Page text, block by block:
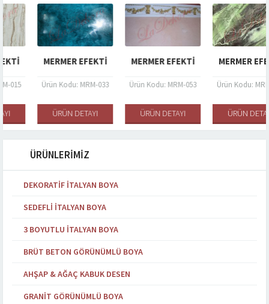
MERMER EFEKTI
Ürün Kodu: MRM-033
ÜRÜN DETAYI
MERMER EFEKTI
Ürün Kodu: MRM-053
ÜRÜN DETAYI
MERMER EFEKTI
Ürün Kodu: MRM-007
ÜRÜN DETAYI
ÜRÜNLERİMİZ
DEKORATIF İTALYAN BOYA
SEDEFLI İTALYAN BOYA
3 BOYUTLU İTALYAN BOYA
BRÜT BETON GÖRÜNÜMLÜ BOYA
AHŞAP & AĞAÇ KABUK DESEN
GRANIT GÖRÜNÜMLÜ BOYA